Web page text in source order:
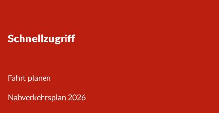
Schnellzugriff
Fahrt planen
Nahverkehrsplan 2026